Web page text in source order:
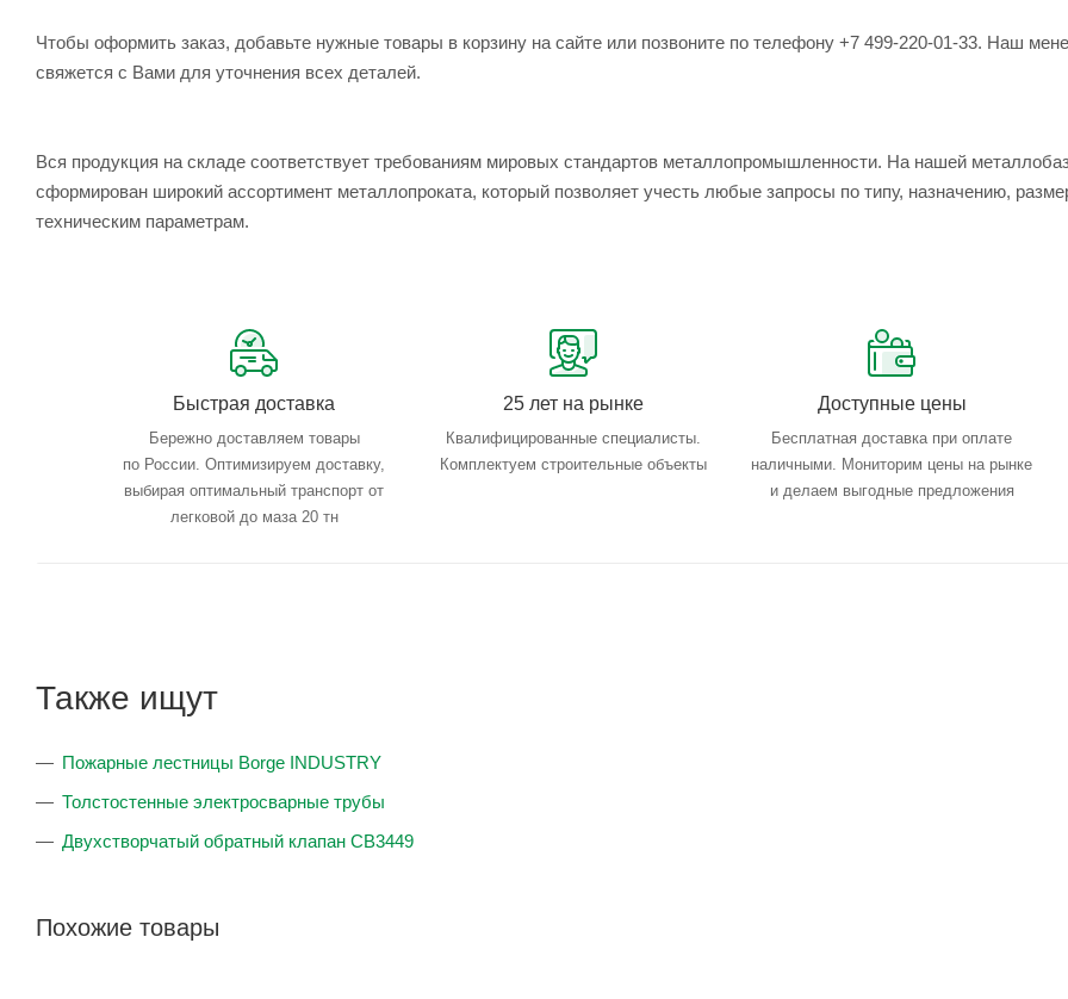
Чтобы оформить заказ, добавьте нужные товары в корзину на сайте или позвоните по телефону +7 499-220-01-33. Наш
свяжется с Вами для уточнения всех деталей.
Вся продукция на складе соответствует требованиям мировых стандартов металлопромышленности. На нашей
сформирован широкий ассортимент металлопроката, который позволяет учесть любые запросы по типу, назначению,
техническим параметрам.
Быстрая доставка
Бережно доставляем товары
по России. Оптимизируем доставку,
выбирая оптимальный транспорт от
легковой до маза 20 тн
25 лет на рынке
Квалифицированные специалисты.
Комплектуем строительные объекты
Доступные цены
Бесплатная доставка при оплате
наличными. Мониторим цены на рынке
и делаем выгодные предложения
Также ищут
Пожарные лестницы Borge INDUSTRY
Толстостенные электросварные трубы
Двухстворчатый обратный клапан CB3449
Похожие товары